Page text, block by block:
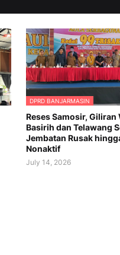
DPRD BANJARMASIN
Reses Samosir, Giliran
Basirih dan Telawang
Jembatan Rusak
Nonaktif
July 14, 2026